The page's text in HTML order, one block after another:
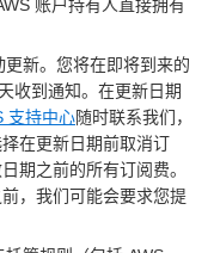
账户持有人直接拥有
新。您将在即将到来的
收到通知。在更新日期
支持中心随时联系我们，
在更新日期前取消订
期之前的所有订阅费。
，我们可能会要求您提